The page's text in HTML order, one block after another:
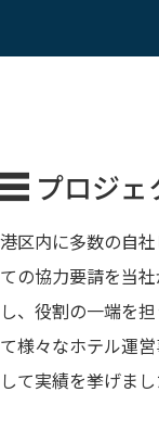
プロジ
港区内に多数の自
ての協力要請を当
し、役割の一端を
て様々なホテル運
して実績を挙げまし